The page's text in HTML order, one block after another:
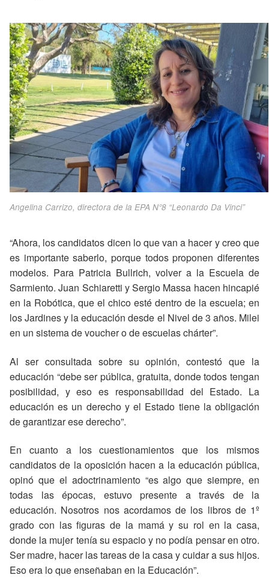
Angelina Carrizo, directora de la EPA N°8 “Leonardo Da Vinci”
“Ahora, los candidatos dicen lo que van a hacer y creo que
es importante saberlo, porque todos proponen diferentes
modelos. Para Patricia Bullrich, volver a la Escuela de
Sarmiento. Juan Schiaretti y Sergio Massa hacen hincapié
en la Robótica, que el chico esté dentro de la escuela; en
los Jardines y la educación desde el Nivel de 3 años. Milei
en un sistema de voucher o de escuelas chárter”.
Al ser consultada sobre su opinión, contestó que la
educación “debe ser pública, gratuita, donde todos tengan
posibilidad, y eso es responsabilidad del Estado. La
educación es un derecho y el Estado tiene la obligación
de garantizar ese derecho”.
En cuanto a los cuestionamientos que los mismos
candidatos de la oposición hacen a la educación pública,
opinó que el adoctrinamiento “es algo que siempre, en
todas las épocas, estuvo presente a través de la
educación. Nosotros nos acordamos de los libros de 1º
grado con las figuras de la mamá y su rol en la casa,
donde la mujer tenía su espacio y no podía pensar en otro.
Ser madre, hacer las tareas de la casa y cuidar a sus hijos.
Eso era lo que enseñaban en la Educación”.